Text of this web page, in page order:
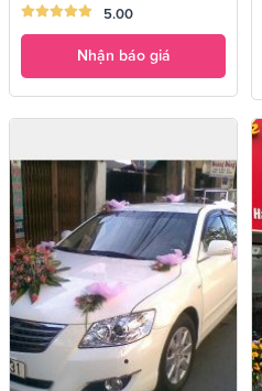
5.00
Nhận báo giá